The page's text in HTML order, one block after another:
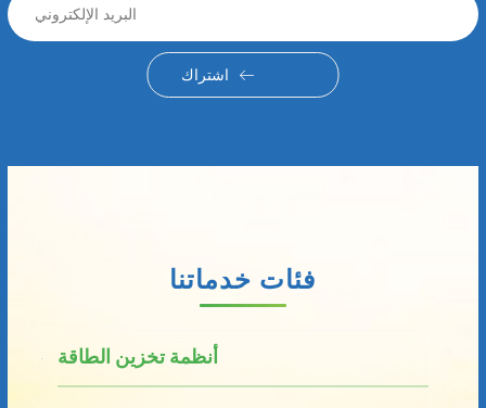
اشتراك
فئات خدماتنا
أنظمة تخزين الطاقة